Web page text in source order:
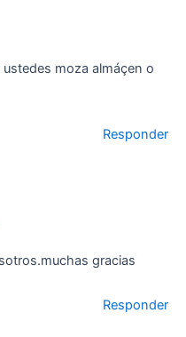
moza almáçen o
Responder
gracias
Responder